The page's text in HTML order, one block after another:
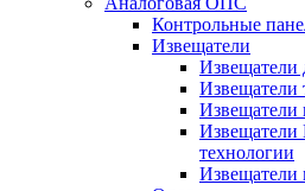
Контрольные
Извещатели
Извещатели
технологии
Извещатели